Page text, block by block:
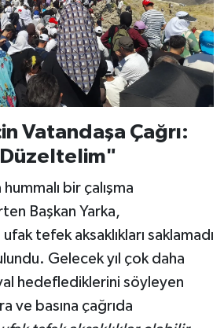
Vatandaşa Çağrı:
bir çalışma
Başkan Yarka,
tefek aksaklıkları saklamadı
Gelecek yıl çok daha
hedeflediklerini söyleyen
ve basına çağrıda